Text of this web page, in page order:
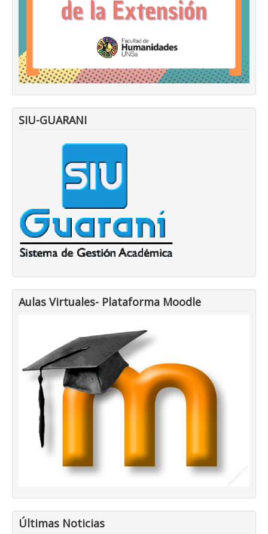
SIU-GUARANI
Aulas Virtuales- Plataforma Moodle
Últimas Noticias